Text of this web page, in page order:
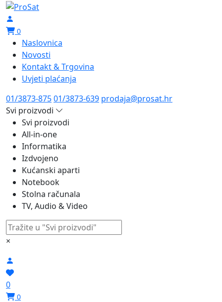
0
Naslovnica
Novosti
Kontakt & Trgovina
Uvjeti plaćanja
01/3873-87501/3873-639 prodaja@prosat.hr
Svi proizvodi
Svi proizvodi
All-in-one
Informatika
Izdvojeno
Kućanski aparti
Notebook
Stolna računala
TV, Audio & Video
×
0
0